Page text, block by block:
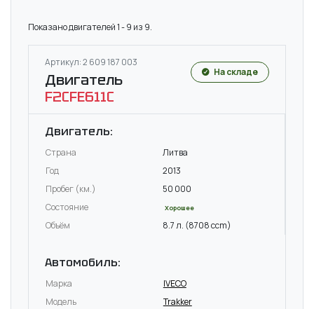
Показано двигателей 1 - 9 из 9.
Артикул: 2 609 187 003
Двигатель
F2CFE611C
На складе
Двигатель:
Страна
Литва
Год
2013
Пробег (км.)
50 000
Состояние
Хорошее
Объём 8.7 л. (8708 ccm)
Автомобиль:
Марка
IVECO
Модель
Trakker